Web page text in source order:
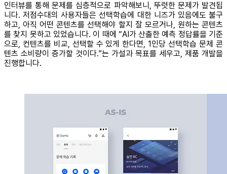
인터뷰를 통해 문제를 심층적으로 파악해보니, 뚜렷한 문제가 발견됩
니다. 저점수대의 사용자들은 선택학습에 대한 니즈가 있음에도 불구
하고, 아직 어떤 콘텐츠를 선택해야 할지 잘 모르거나, 원하는 콘텐츠
를 찾지 못하고 있었습니다. 이 때에 “AI가 산출한 예측 정답률을 기준
으로, 컨텐츠를 비교, 선택할 수 있게 한다면, 1인당 선택학습 문제 콘
텐츠 소비량이 증가할 것이다.”는 가설과 목표를 세우고, 제품 개발을
진행합니다.